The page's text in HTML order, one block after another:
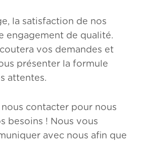
la satisfaction de nos
engagement de qualité.
vos demandes et
présenter la formule
attentes.
nous contacter pour nous
besoins ! Nous vous
avec nous afin que